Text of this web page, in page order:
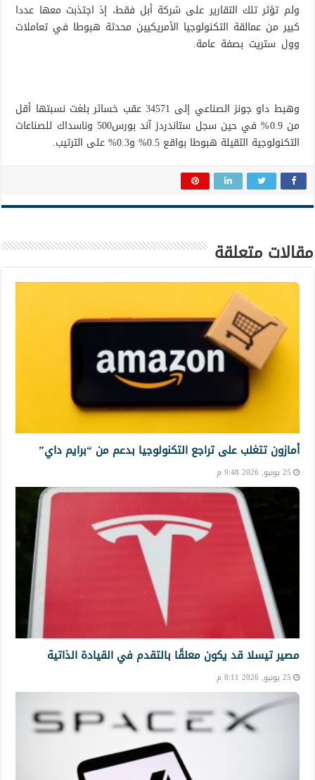
ولم تؤثر تلك التقارير على شركة أبل فقط، إذ اجتذبت معها عددا
كبير من عمالقة التكنولوجيا الأمريكيين محدثة هبوطا في تعاملات
وول ستريت بصفة عامة.
وهبط داو جونز الصناعي إلى 34571 عقب خسائر بلغت نسبتها أقل
من 0.9% في حين سجل ستاندردز آند بورس500 وناسداك للصناعات
التكنولوجية الثقيلة هبوطا بواقع 0.5% و0.3% على الترتيب.
مقالات متعلقة
أمازون تتغلب على تراجع التكنولوجيا بدعم من “برايم داي”
25 يونيو, 2026 9:48 م
مصير تيسلا قد يكون معلقًا بالتقدم في القيادة الذاتية
25 يونيو, 2026 8:11 م